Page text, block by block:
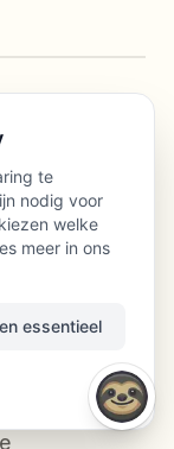
dan
elk artikel
het
en
dat past
content dat
te
nodig voor
welke
meer in ons
essentieel